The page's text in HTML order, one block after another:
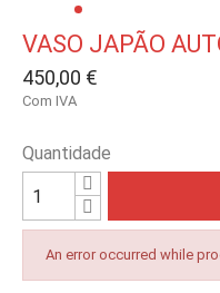
VASO JAPÃO
450,00 €
Com IVA
Quantidade
An error occurred while